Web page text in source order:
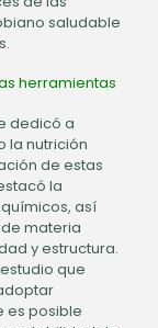
saludable
herramientas
dedicó a
la nutrición
de estas
la
así
materia
y estructura.
que
es posible